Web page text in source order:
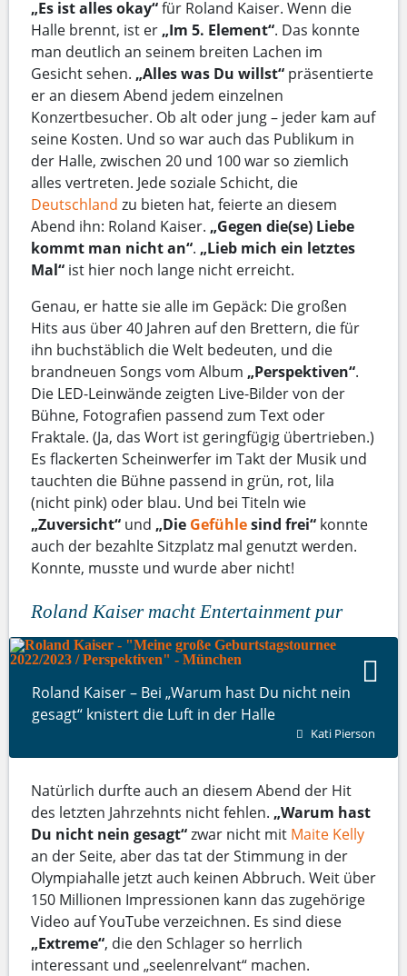
„Es ist alles okay“für Roland Kaiser. Wenn die
Halle brennt, ist er „Im 5. Element“. Das konnte
man deutlich an seinem breiten Lachen im
Gesicht sehen. „Alles was Du willst“ präsentierte
er an diesem Abend jedem einzelnen
Konzertbesucher. Ob alt oder jung – jeder kam auf
seine Kosten. Und so war auch das Publikum in
der Halle, zwischen 20 und 100 war so ziemlich
alles vertreten. Jede soziale Schicht, die
Deutschland zu bieten hat, feierte an diesem
Abend ihn: Roland Kaiser. „Gegen die(se) Liebe
kommt man nicht an“. „Lieb mich ein letztes
Mal“ ist hier noch lange nicht erreicht.
Genau, er hatte sie alle im Gepäck: Die großen
Hits aus über 40 Jahren auf den Brettern, die für
ihn buchstäblich die Welt bedeuten, und die
brandneuen Songs vom Album „Perspektiven“.
Die LED-Leinwände zeigten Live-Bilder von der
Bühne, Fotografien passend zum Text oder
Fraktale. (Ja, das Wort ist geringfügig übertrieben.)
Es flackerten Scheinwerfer im Takt der Musik und
tauchten die Bühne passend in grün, rot, lila
(nicht pink) oder blau. Und bei Titeln wie
„Zuversicht“ und „Die Gefühlesind frei“ konnte
auch der bezahlte Sitzplatz mal genutzt werden.
Konnte, musste und wurde aber nicht!
Roland Kaiser macht Entertainment pur
Roland Kaiser – Bei „Warum hast Du nicht nein
gesagt“ knistert die Luft in der Halle
Kati Pierson
Natürlich durfte auch an diesem Abend der Hit
des letzten Jahrzehnts nicht fehlen. „Warum hast
Du nicht nein gesagt“zwar nicht mit Maite Kelly
an der Seite, aber das tat der Stimmung in der
Olympiahalle jetzt auch keinen Abbruch. Weit über
150 Millionen Impressionen kann das zugehörige
Video auf YouTube verzeichnen. Es sind diese
„Extreme“, die den Schlager so herrlich
interessant und „seelenrelvant“ machen.